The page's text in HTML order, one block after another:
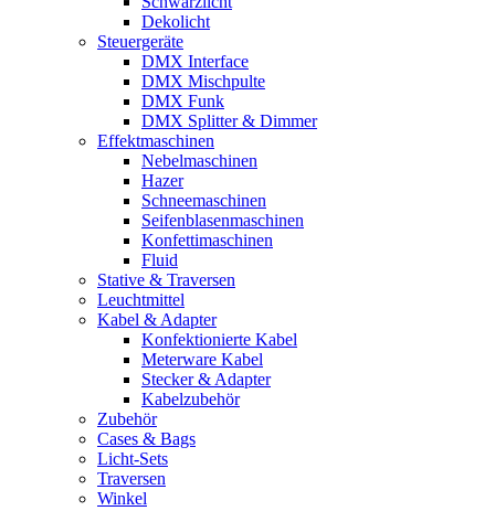
Dekolicht
Steuergeräte
DMX Interface
DMX Mischpulte
DMX Funk
DMX Splitter & Dimmer
Effektmaschinen
Nebelmaschinen
Hazer
Schneemaschinen
Seifenblasenmaschinen
Konfettimaschinen
Fluid
Stative & Traversen
Leuchtmittel
Kabel & Adapter
Konfektionierte Kabel
Meterware Kabel
Stecker & Adapter
Kabelzubehör
Zubehör
Cases & Bags
Licht-Sets
Traversen
Winkel